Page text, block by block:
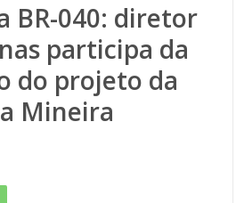
BR-040: diretor
participa da
do projeto da
Mineira